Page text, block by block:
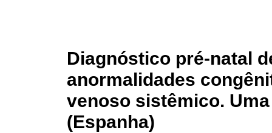
Diagnóstico pré-natal
anormalidades
venoso sistêmico.
(Espanha)